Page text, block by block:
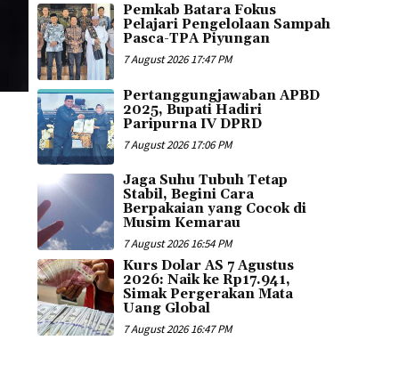
Pemkab Batara Fokus
Pelajari Pengelolaan Sampah
Pasca-TPA Piyungan
7 August 2026 17:47 PM
Pertanggungjawaban APBD
2025, Bupati Hadiri
Paripurna IV DPRD
7 August 2026 17:06 PM
Jaga Suhu Tubuh Tetap
Stabil, Begini Cara
Berpakaian yang Cocok di
Musim Kemarau
7 August 2026 16:54 PM
Kurs Dolar AS 7 Agustus
2026: Naik ke Rp17.941,
Simak Pergerakan Mata
Uang Global
7 August 2026 16:47 PM